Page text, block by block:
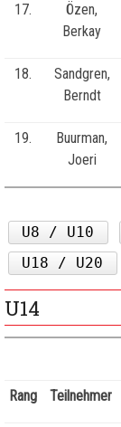
17.
Özen,
Berkay
18.
Sandgren,
Berndt
19.
Buurman,
Joeri
U8 / U10
U18 / U20
U14
Rang Teilnehmer